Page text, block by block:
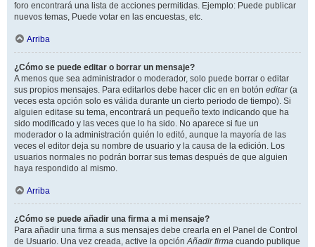
foro encontrará una lista de acciones permitidas. Ejemplo: Puede publicar
nuevos temas, Puede votar en las encuestas, etc.
Arriba
¿Cómo se puede editar o borrar un mensaje?
A menos que sea administrador o moderador, solo puede borrar o editar
sus propios mensajes. Para editarlos debe hacer clic en en botón editar(a
veces esta opción solo es válida durante un cierto periodo de tiempo). Si
alguien editase su tema, encontrará un pequeño texto indicando que ha
sido modificado y las veces que lo ha sido. No aparece si fue un
moderador o la administración quién lo editó, aunque la mayoría de las
veces el editor deja su nombre de usuario y la causa de la edición. Los
usuarios normales no podrán borrar sus temas después de que alguien
haya respondido al mismo.
Arriba
¿Cómo se puede añadir una firma a mi mensaje?
Para añadir una firma a sus mensajes debe crearla en el Panel de Control
de Usuario. Una vez creada, active la opciónAñadir firma cuando publique